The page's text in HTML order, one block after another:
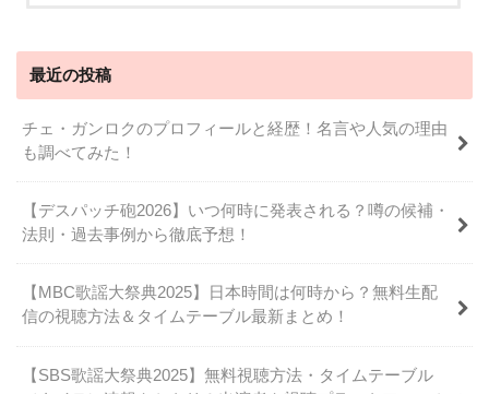
最近の投稿
チェ・ガンロクのプロフィールと経歴！名言や人気の理由
も調べてみた！
【デスパッチ砲2026】いつ何時に発表される？噂の候補・
法則・過去事例から徹底予想！
【MBC歌謡大祭典2025】日本時間は何時から？無料生配
信の視聴方法＆タイムテーブル最新まとめ！
【SBS歌謡大祭典2025】無料視聴方法・タイムテーブル